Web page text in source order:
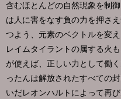
含むほとんどの自然現象を制
は人に害をなす負の力を押さ
つよう、元素のベクトルを変
レイムタイラントの属する火
が使えば、正しい力として働
ったんは解放されたすべての
いだレオンハルトによって再